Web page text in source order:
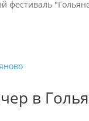
фестиваль
в